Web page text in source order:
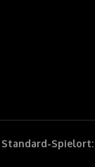
Standard-Spielort: